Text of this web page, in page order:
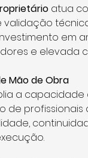
atua
em
e elevada
Mão de Obra
a
de profissionais